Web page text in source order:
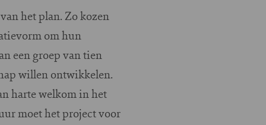
het plan. Zo kozen
om hun
een groep van tien
willen ontwikkelen.
harte welkom in het
moet het project voor